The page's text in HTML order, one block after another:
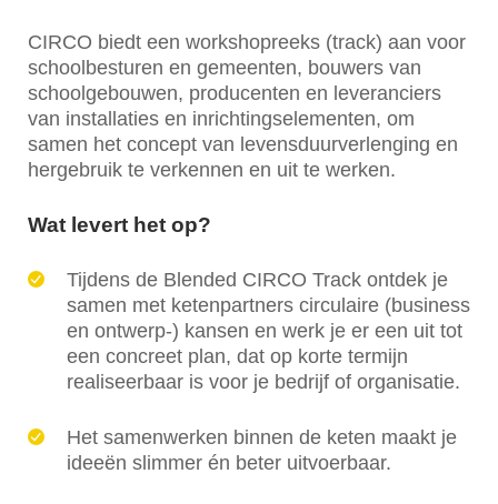
CIRCO biedt een workshopreeks (track) aan voor
schoolbesturen en gemeenten, bouwers van
schoolgebouwen, producenten en leveranciers
van installaties en inrichtingselementen, om
samen het concept van levensduurverlenging en
hergebruik te verkennen en uit te werken.
Wat levert het op?
Tijdens de Blended CIRCO Track ontdek je
samen met ketenpartners circulaire (business
en ontwerp-) kansen en werk je er een uit tot
een concreet plan, dat op korte termijn
realiseerbaar is voor je bedrijf of organisatie.
Het samenwerken binnen de keten maakt je
ideeën slimmer én beter uitvoerbaar.